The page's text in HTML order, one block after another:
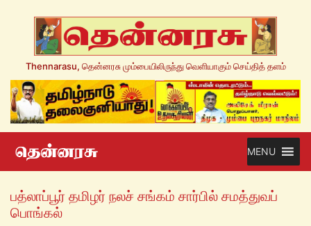
Thennarasu, தென்னரசு மும்பையிலிருந்து வெளியாகும் செய்தித் தளம்
MENU
பத்லாப்பூர் தமிழர் நலச் சங்கம் சார்பில் சமத்துவப்
பொங்கல்